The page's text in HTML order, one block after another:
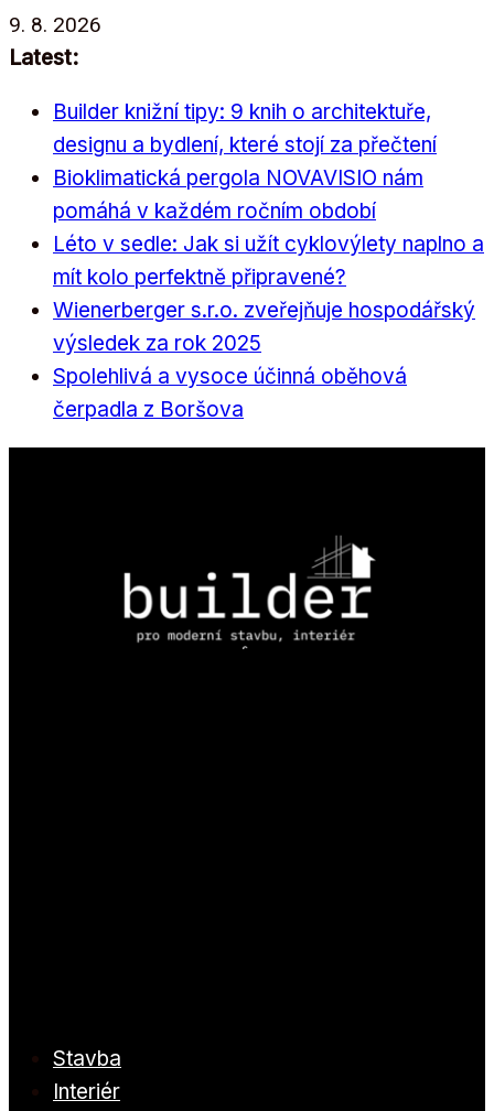
Přeskočit
na
9. 8. 2026
Latest:
Builder knižní tipy: 9 knih o architektuře,
designu a bydlení, které stojí za přečtení
Bioklimatická pergola NOVAVISIO nám
pomáhá v každém ročním období
Léto v sedle: Jak si užít cyklovýlety naplno a
mít kolo perfektně připravené?
Wienerberger s.r.o. zveřejňuje hospodářský
výsledek za rok 2025
Spolehlivá a vysoce účinná oběhová
čerpadla z Boršova
Stavba
Interiér